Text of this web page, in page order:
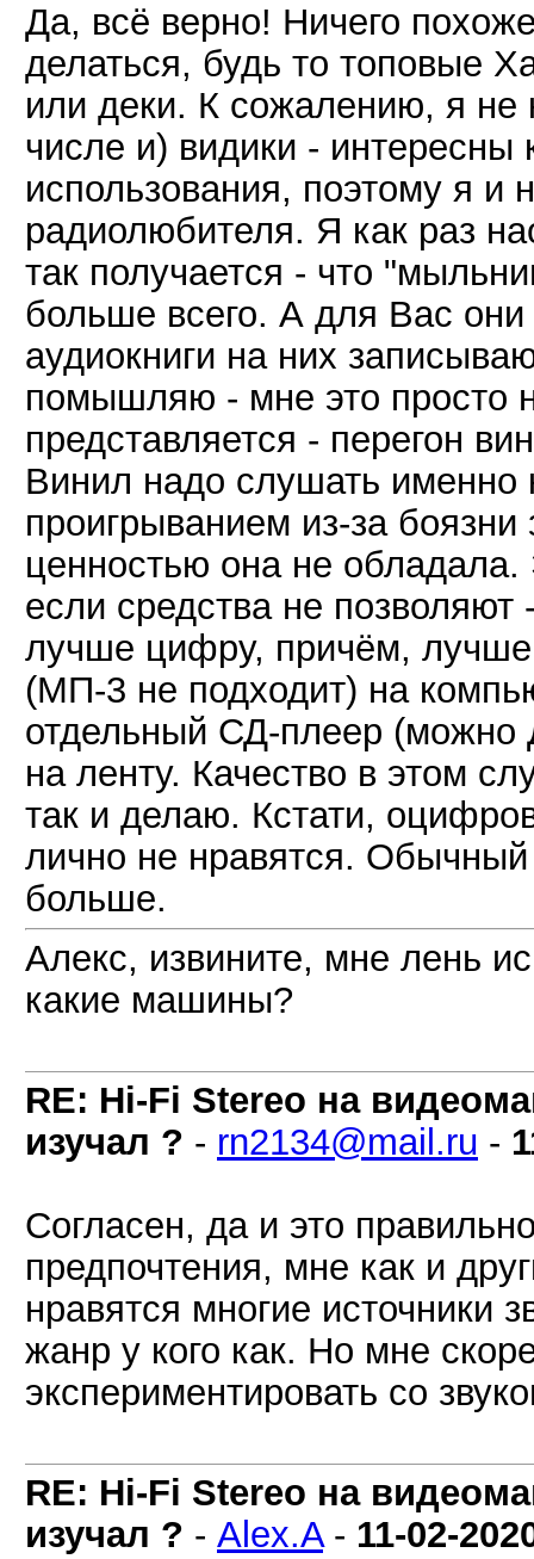
Да, всё верно! Ничего
делаться, будь то топовые
или деки. К сожалению, я не
числе и) видики - интересны
использования, поэтому я и
радиолюбителя. Я как раз
так получается - что
больше всего. А для Вас
аудиокниги на них
помышляю - мне это просто
представляется - перегон
Винил надо слушать именно
проигрыванием из-за боязни
ценностью она не
если средства не
лучше цифру, причём, лучше
(МП-3 не подходит) на
отдельный СД-плеер
на ленту. Качество в этом
так и делаю. Кстати,
лично не нравятся.
больше.
Алекс, извините, мне лень
какие машины?
RE: Hi-Fi Stereo на
изучал ? - rn2134@mail.ru -
Согласен, да и это
предпочтения, мне как и
нравятся многие источники
жанр у кого как. Но мне
экспериментировать со
RE: Hi-Fi Stereo на
изучал ? - Alex.A- 11-02-